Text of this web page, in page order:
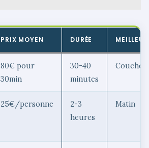
PRIX MOYEN DURÉE
80€ pour
30min
30-40
minutes
Coucher
25€/personne
2-3
heures
Matin